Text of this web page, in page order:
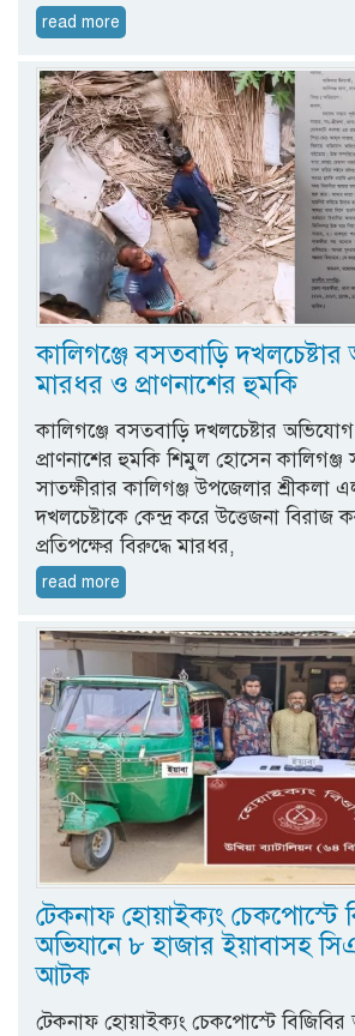
read more
কালিগঞ্জে বসতবাড়ি
মারধর ও প্রাণনাশের হুমকি
কালিগঞ্জে বসতবাড়ি দখলচেষ্টার
প্রাণনাশের হুমকি শিমুল হোসেন কালিগঞ্জ
সাতক্ষীরার কালিগঞ্জ উপজেলার শ্রীকলা
দখলচেষ্টাকে কেন্দ্র করে উত্তেজনা বিরাজ
প্রতিপক্ষের বিরুদ্ধে মারধর,
read more
টেকনাফ হোয়াইক্যং চেকপোস্টে
অভিযানে ৮ হাজার ইয়াবাসহ
আটক
টেকনাফ হোয়াইক্যং চেকপোস্টে বিজিবির